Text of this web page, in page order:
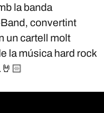
la banda
convertint
un cartell molt
la música hard rock